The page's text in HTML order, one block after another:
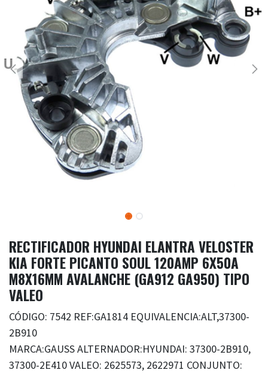
RECTIFICADOR HYUNDAI ELANTRA VELOSTER
KIA FORTE PICANTO SOUL 120AMP 6X50A
M8X16MM AVALANCHE (GA912 GA950) TIPO
VALEO
CÓDIGO: 7542 REF:GA1814 EQUIVALENCIA:ALT,37300-
2B910
MARCA:GAUSS ALTERNADOR:HYUNDAI: 37300-2B910,
37300-2E410 VALEO: 2625573, 2622971 CONJUNTO: